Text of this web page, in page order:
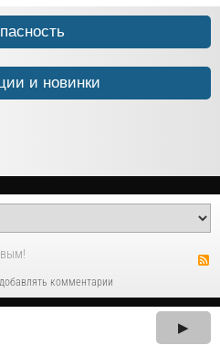
и новинки
комментарии
▶